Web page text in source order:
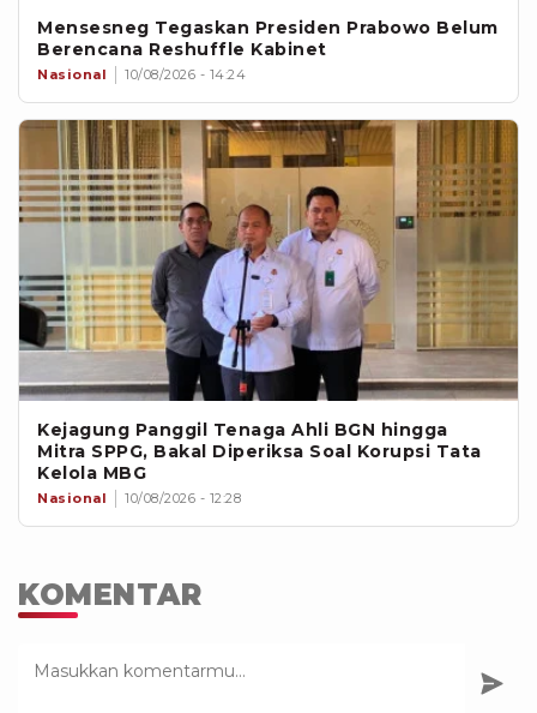
Mensesneg Tegaskan Presiden Prabowo Belum
Berencana Reshuffle Kabinet
Nasional 10/08/2026 - 14:24
Kejagung Panggil Tenaga Ahli BGN hingga
Mitra SPPG, Bakal Diperiksa Soal Korupsi Tata
Kelola MBG
Nasional 10/08/2026 - 12:28
KOMENTAR